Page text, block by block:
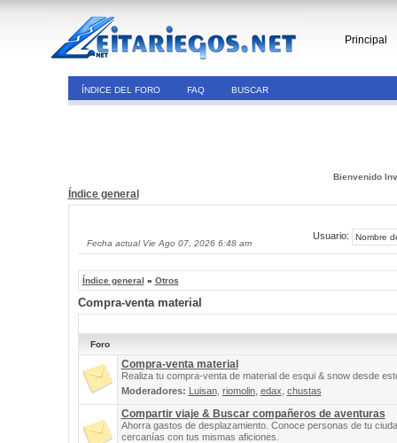
Principal
ÍNDICE DEL FORO FAQ BUSCAR
Bienvenido
Índice general
Fecha actual Vie Ago 07, 2026 6:48 am
Usuario:
Índice general » Otros
Compra-venta material
Foro
Compra-venta material
Realiza tu compra-venta de material de esqui & snow desde
Moderadores: Luisan, riomolin, edax chustas
Compartir viaje & Buscar compañeros de aventuras
Ahorra gastos de desplazamiento. Conoce personas de tu
cercanías con tus mismas aficiones.